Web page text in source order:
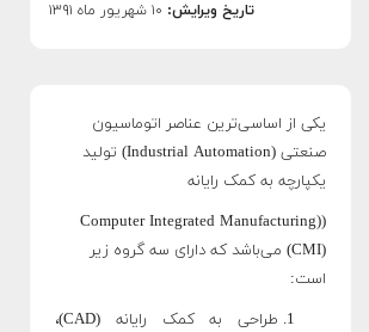
تاریخ ویرایش: ۱۰ شهریور ماه ۱۳۹۱
یکی از اساسی‌ترین عناصر اتوماسیون
صنعتی (Industrial Automation) تولید
یکپارچه به کمک رایانه
((Computer Integrated Manufacturing
(CMI) می‌باشد که دارای سه گروه زیر
است:
طراحی به کمک رایانه (CAD)،